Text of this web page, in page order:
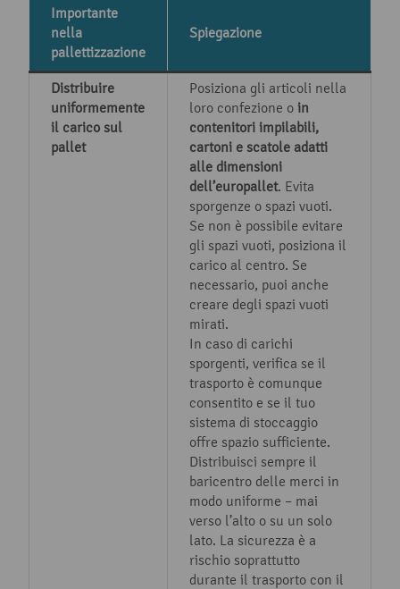
Importante
nella
pallettizzazione
Spiegazione
Distribuire
uniformemente
il carico sul
pallet
Posiziona gli articoli nella
loro confezione o in
contenitori impilabili,
cartoni e scatole adatti
alle dimensioni
dell’europallet. Evita
sporgenze o spazi vuoti.
Se non è possibile evitare
gli spazi vuoti, posiziona il
carico al centro. Se
necessario, puoi anche
creare degli spazi vuoti
mirati.
In caso di carichi
sporgenti, verifica se il
trasporto è comunque
consentito e se il tuo
sistema di stoccaggio
offre spazio sufficiente.
Distribuisci sempre il
baricentro delle merci in
modo uniforme – mai
verso l’alto o su un solo
lato. La sicurezza è a
rischio soprattutto
durante il trasporto con il